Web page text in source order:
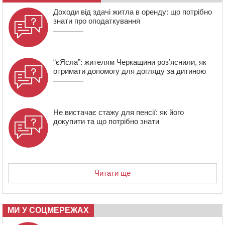
12:57 У Черкасах СБУ викрила прокремлівську
агітаторку, яка закликала до захоплення України
Доходи від здачі житла в оренду: що потрібно
знати про оподаткування
“єЯсла”: жителям Черкащини роз’яснили, як
отримати допомогу для догляду за дитиною
Не вистачає стажу для пенсії: як його
докупити та що потрібно знати
Читати ще
МИ У СОЦМЕРЕЖАХ